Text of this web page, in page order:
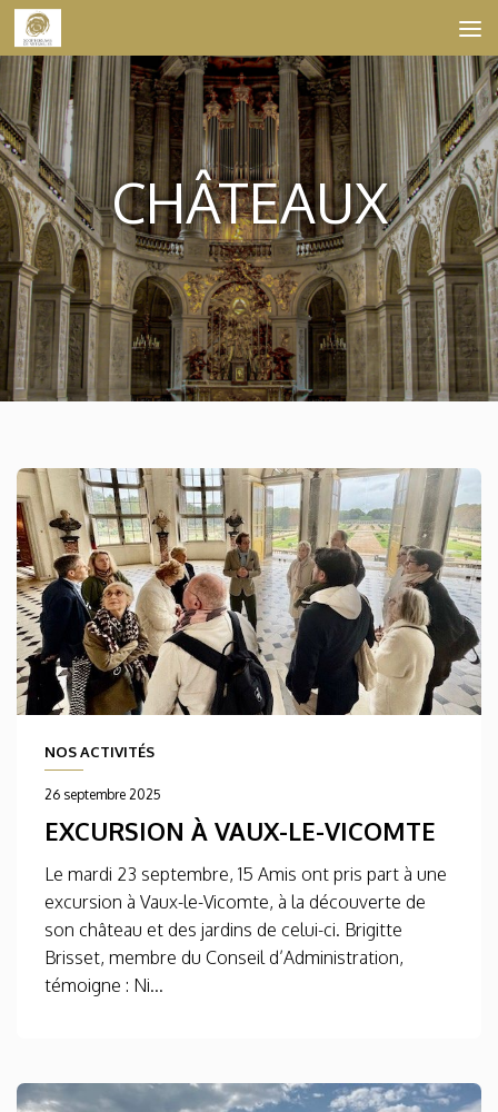
Skip to content
CHÂTEAUX
NOS ACTIVITÉS
26 septembre 2025
EXCURSION À VAUX-LE-VICOMTE
Le mardi 23 septembre, 15 Amis ont pris part à une
excursion à Vaux-le-Vicomte, à la découverte de
son château et des jardins de celui-ci. Brigitte
Brisset, membre du Conseil d’Administration,
témoigne : Ni...